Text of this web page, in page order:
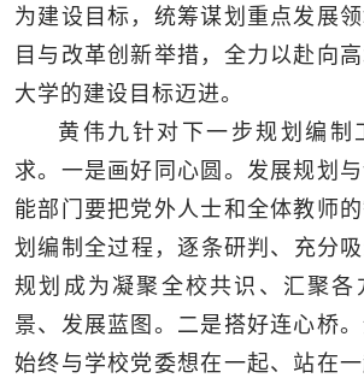
为建设目标，统筹谋划重点发展
目与改革创新举措，全力以赴向
大学的建设目标迈进。
黄伟九针对下一步规划编制
求。一是画好同心圆。发展规划
能部门要把党外人士和全体教师
划编制全过程，逐条研判、充分
规划成为凝聚全校共识、汇聚各
景、发展蓝图。二是搭好连心桥
始终与学校党委想在一起、站在一